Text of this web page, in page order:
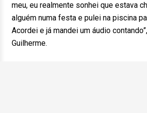
meu, eu realmente sonhei que estava
alguém numa festa e pulei na piscina
Acordei e já mandei um áudio
Guilherme.